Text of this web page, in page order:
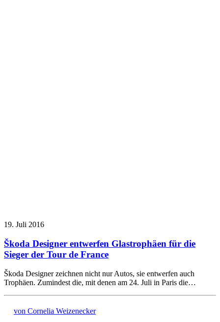
19. Juli 2016
Škoda Designer entwerfen Glastrophäen für die
Sieger der Tour de France
Škoda Designer zeichnen nicht nur Autos, sie entwerfen auch
Trophäen. Zumindest die, mit denen am 24. Juli in Paris die…
von Cornelia Weizenecker